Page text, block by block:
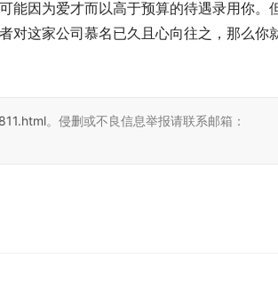
能因为爱才而以高于预算的待遇录用你。
对这家公司慕名已久且心向往之，那么你
。侵删或不良信息举报请联系邮箱：